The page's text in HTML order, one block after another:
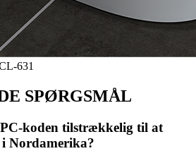
631
SPØRGSMÅL
koden tilstrækkelig til at
Nordamerika?